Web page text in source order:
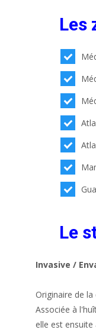
Les
Le
Invasive /
Originaire de
Associée à
elle est